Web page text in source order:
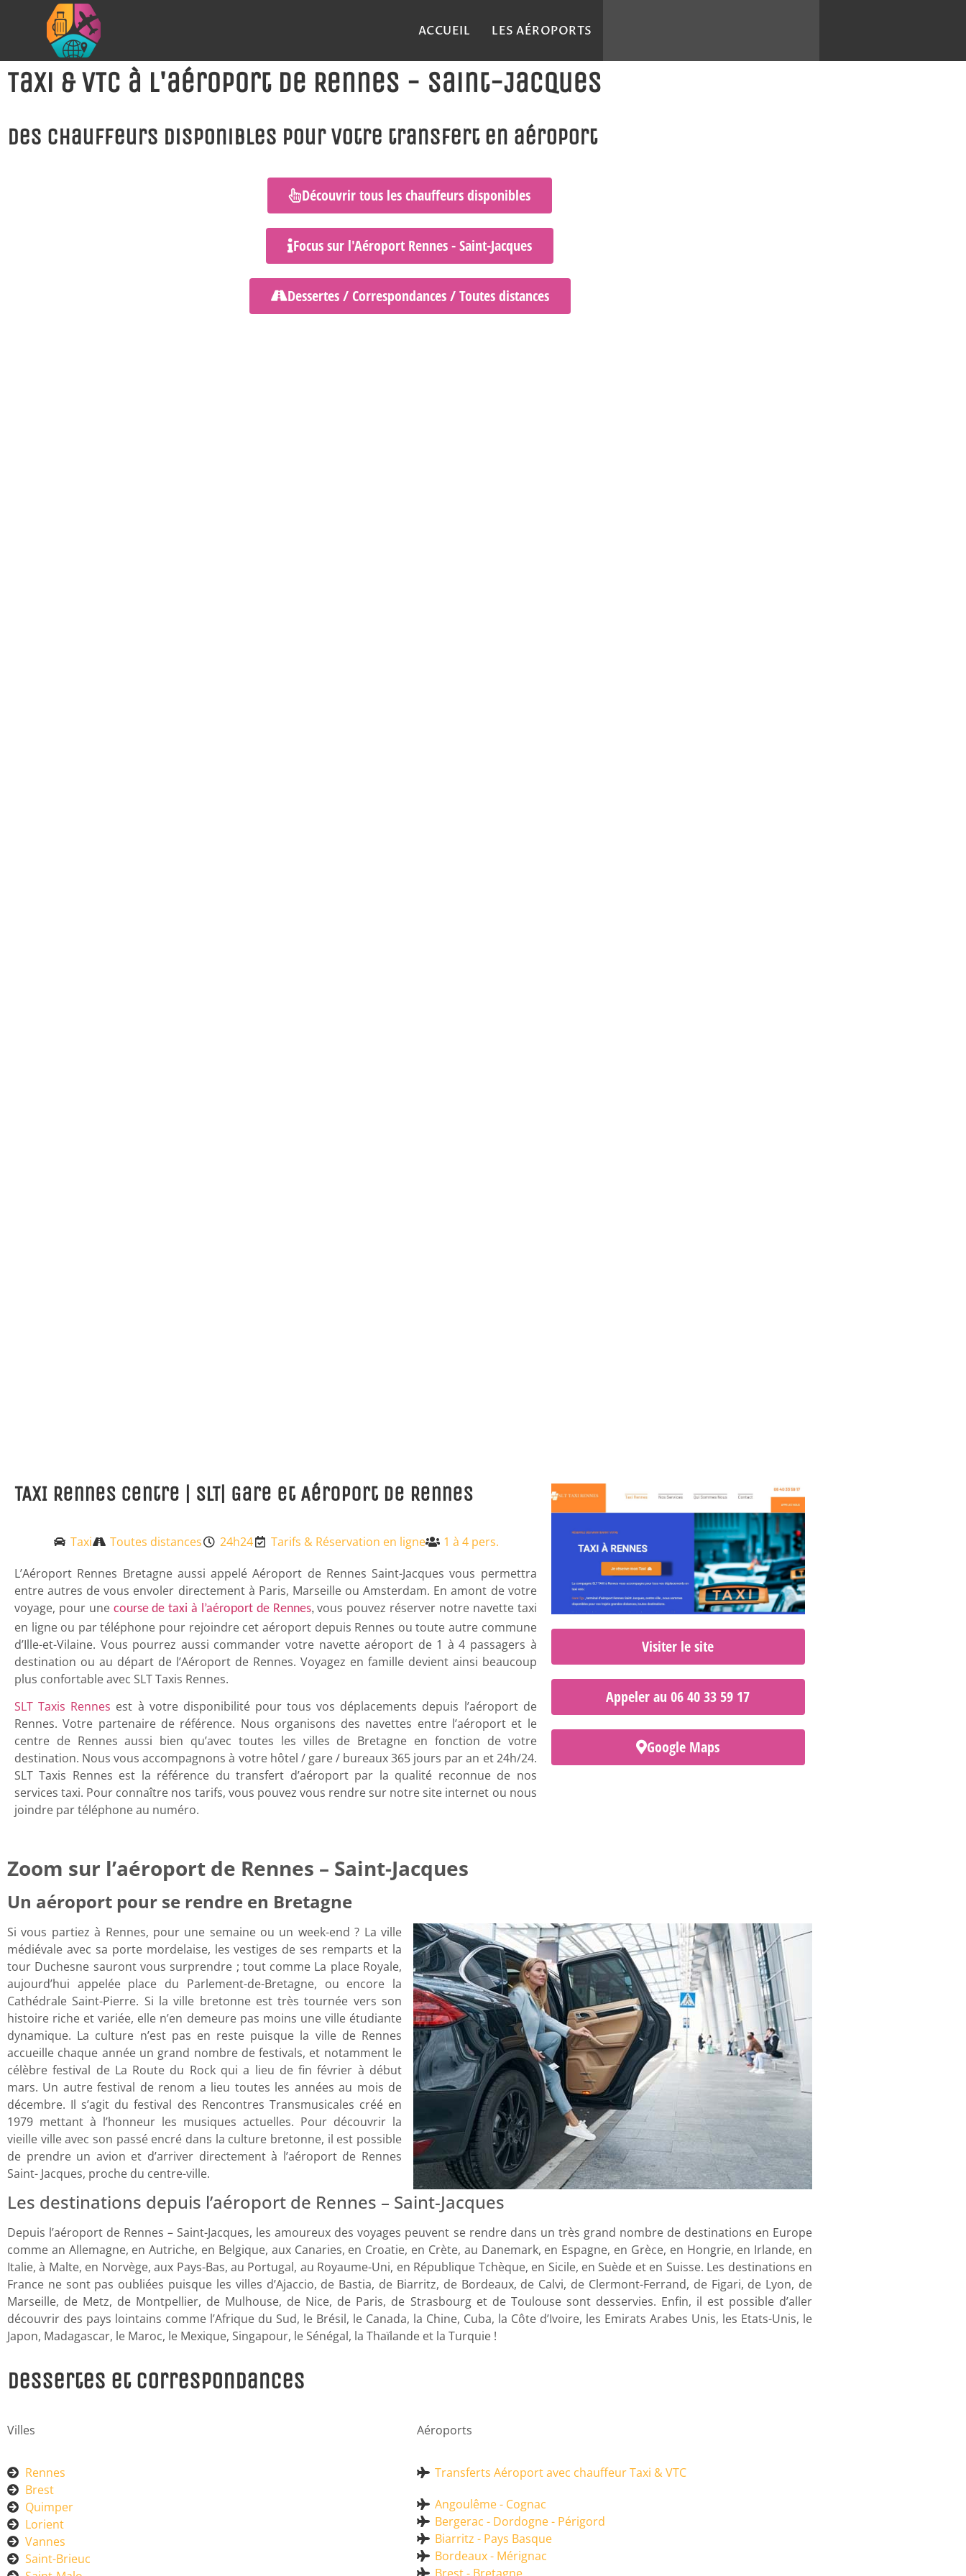
ACCUEIL LES AÉROPORTS
Taxi & VTC à l'aéroport de Rennes - Saint-Jacques
Des chauffeurs disponibles pour votre transfert en aéroport
Découvrir tous les chauffeurs disponibles
Focus sur l'Aéroport Rennes - Saint-Jacques
Dessertes / Correspondances / Toutes distances
TAXI Rennes Centre | SLT| Gare et Aéroport de Rennes
Taxi Toutes distances 24h24 Tarifs & Réservation en ligne
1 à 4 pers.
L’Aéroport Rennes Bretagne aussi appelé Aéroport de Rennes Saint-Jacques vous permettra
entre autres de vous envoler directement à Paris, Marseille ou Amsterdam. En amont de votre
voyage, pour une course de taxi à l’aéroport de Rennes,vous pouvez réserver notre navette taxi
en ligne ou par téléphone pour rejoindre cet aéroport depuis Rennes ou toute autre commune
d’Ille-et-Vilaine. Vous pourrez aussi commander votre navette aéroport de 1 à 4 passagers à
destination ou au départ de l’Aéroport de Rennes. Voyagez en famille devient ainsi beaucoup
plus confortable avec SLT Taxis Rennes.
SLT Taxis Rennes est à votre disponibilité pour tous vos déplacements depuis l’aéroport de
Rennes. Votre partenaire de référence. Nous organisons des navettes entre l’aéroport et le
centre de Rennes aussi bien qu’avec toutes les villes de Bretagne en fonction de votre
destination. Nous vous accompagnons à votre hôtel / gare / bureaux 365 jours par an et 24h/24.
SLT Taxis Rennes est la référence du transfert d’aéroport par la qualité reconnue de nos
services taxi. Pour connaître nos tarifs, vous pouvez vous rendre sur notre site internet ou nous
joindre par téléphone au numéro.
Visiter le site
Appeler au 06 40 33 59 17
Google Maps
Zoom sur l’aéroport de Rennes – Saint-Jacques
Un aéroport pour se rendre en Bretagne
Si vous partiez à Rennes, pour une semaine ou un week-end ? La ville
médiévale avec sa porte mordelaise, les vestiges de ses remparts et la
tour Duchesne sauront vous surprendre ; tout comme La place Royale,
aujourd’hui appelée place du Parlement-de-Bretagne, ou encore la
Cathédrale Saint-Pierre. Si la ville bretonne est très tournée vers son
histoire riche et variée, elle n’en demeure pas moins une ville étudiante
dynamique. La culture n’est pas en reste puisque la ville de Rennes
accueille chaque année un grand nombre de festivals, et notamment le
célèbre festival de La Route du Rock qui a lieu de fin février à début
mars. Un autre festival de renom a lieu toutes les années au mois de
décembre. Il s’agit du festival des Rencontres Transmusicales créé en
1979 mettant à l’honneur les musiques actuelles. Pour découvrir la
vieille ville avec son passé encré dans la culture bretonne, il est possible
de prendre un avion et d’arriver directement à l’aéroport de Rennes
Saint- Jacques, proche du centre-ville.
Les destinations depuis l’aéroport de Rennes – Saint-Jacques
Depuis l’aéroport de Rennes – Saint-Jacques, les amoureux des voyages peuvent se rendre dans un très grand nombre de destinations en Europe
comme an Allemagne, en Autriche, en Belgique, aux Canaries, en Croatie, en Crète, au Danemark, en Espagne, en Grèce, en Hongrie, en Irlande, en
Italie, à Malte, en Norvège, aux Pays-Bas, au Portugal, au Royaume-Uni, en République Tchèque, en Sicile, en Suède et en Suisse. Les destinations en
France ne sont pas oubliées puisque les villes d’Ajaccio, de Bastia, de Biarritz, de Bordeaux, de Calvi, de Clermont-Ferrand, de Figari, de Lyon, de
Marseille, de Metz, de Montpellier, de Mulhouse, de Nice, de Paris, de Strasbourg et de Toulouse sont desservies. Enfin, il est possible d’aller
découvrir des pays lointains comme l’Afrique du Sud, le Brésil, le Canada, la Chine, Cuba, la Côte d’Ivoire, les Emirats Arabes Unis, les Etats-Unis, le
Japon, Madagascar, le Maroc, le Mexique, Singapour, le Sénégal, la Thaïlande et la Turquie !
Dessertes et Correspondances
Villes
Rennes
Brest
Quimper
Lorient
Vannes
Saint-Brieuc
Aéroports
Transferts Aéroport avec chauffeur Taxi & VTC
Angoulême - Cognac
Bergerac - Dordogne - Périgord
Biarritz - Pays Basque
Bordeaux - Mérignac